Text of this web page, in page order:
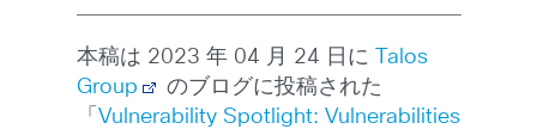
本稿は 2023 年 04 月 24 日に
Talos
Group
のブログに投稿された
「 Vulnerability Spotlight: Vulnerabilities